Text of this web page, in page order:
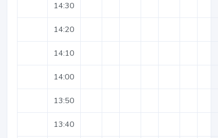
14:30
14:20
14:10
14:00
13:50
13:40